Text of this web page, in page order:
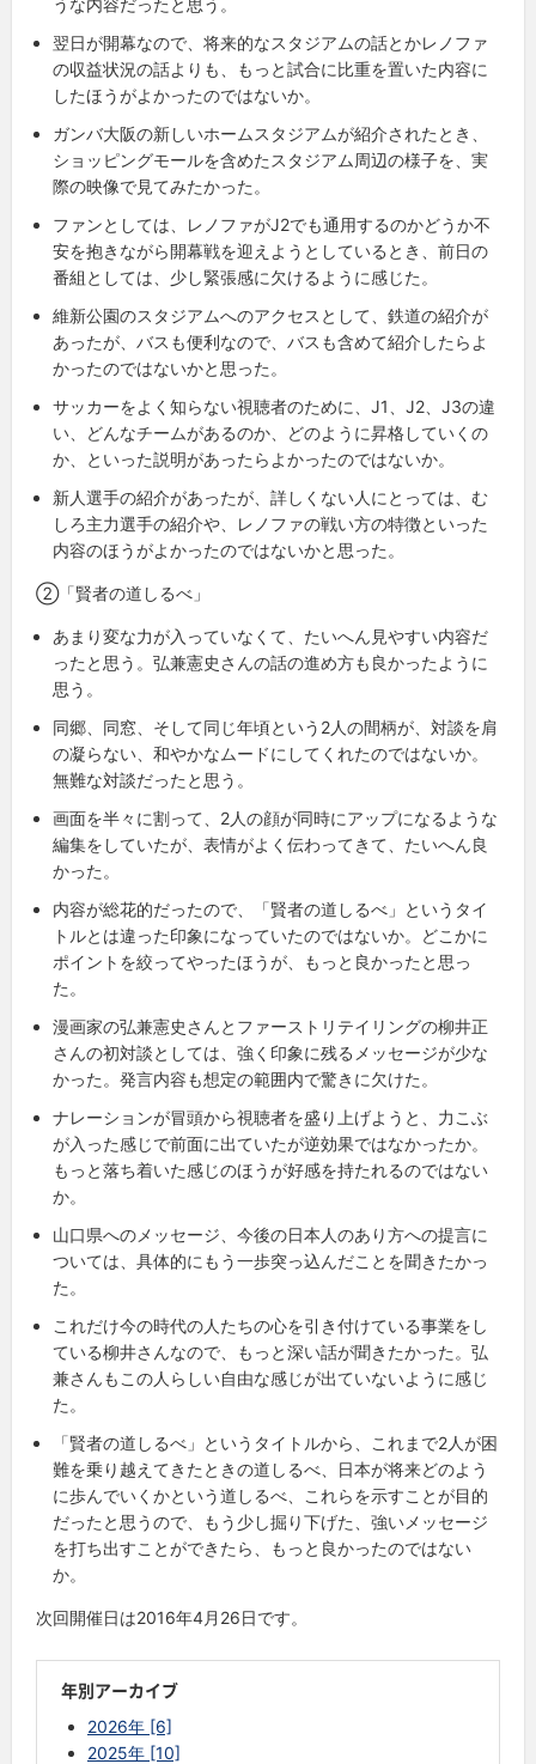
翌日が開幕なので、将来的なスタジアムの話とかレノファ
の収益状況の話よりも、もっと試合に比重を置いた内容に
したほうがよかったのではないか。
ガンバ大阪の新しいホームスタジアムが紹介されたとき、
ショッピングモールを含めたスタジアム周辺の様子を、実
際の映像で見てみたかった。
ファンとしては、レノファがJ2でも通用するのかどうか不
安を抱きながら開幕戦を迎えようとしているとき、前日の
番組としては、少し緊張感に欠けるように感じた。
維新公園のスタジアムへのアクセスとして、鉄道の紹介が
あったが、バスも便利なので、バスも含めて紹介したらよ
かったのではないかと思った。
サッカーをよく知らない視聴者のために、J1、J2、J3の違
い、どんなチームがあるのか、どのように昇格していくの
か、といった説明があったらよかったのではないか。
新人選手の紹介があったが、詳しくない人にとっては、む
しろ主力選手の紹介や、レノファの戦い方の特徴といった
内容のほうがよかったのではないかと思った。
②「賢者の道しるべ」
あまり変な力が入っていなくて、たいへん見やすい内容だ
ったと思う。弘兼憲史さんの話の進め方も良かったように
思う。
同郷、同窓、そして同じ年頃という2人の間柄が、対談を肩
の凝らない、和やかなムードにしてくれたのではないか。
無難な対談だったと思う。
画面を半々に割って、2人の顔が同時にアップになるような
編集をしていたが、表情がよく伝わってきて、たいへん良
かった。
内容が総花的だったので、「賢者の道しるべ」というタイ
トルとは違った印象になっていたのではないか。どこかに
ポイントを絞ってやったほうが、もっと良かったと思っ
た。
漫画家の弘兼憲史さんとファーストリテイリングの柳井正
さんの初対談としては、強く印象に残るメッセージが少な
かった。発言内容も想定の範囲内で驚きに欠けた。
ナレーションが冒頭から視聴者を盛り上げようと、力こぶ
が入った感じで前面に出ていたが逆効果ではなかったか。
もっと落ち着いた感じのほうが好感を持たれるのではない
か。
山口県へのメッセージ、今後の日本人のあり方への提言に
ついては、具体的にもう一歩突っ込んだことを聞きたかっ
た。
これだけ今の時代の人たちの心を引き付けている事業をし
ている柳井さんなので、もっと深い話が聞きたかった。弘
兼さんもこの人らしい自由な感じが出ていないように感じ
た。
「賢者の道しるべ」というタイトルから、これまで2人が困
難を乗り越えてきたときの道しるべ、日本が将来どのよう
に歩んでいくかという道しるべ、これらを示すことが目的
だったと思うので、もう少し掘り下げた、強いメッセージ
を打ち出すことができたら、もっと良かったのではない
か。
次回開催日は2016年4月26日です。
年別アーカイブ
2026年 [6]
2025年 [10]